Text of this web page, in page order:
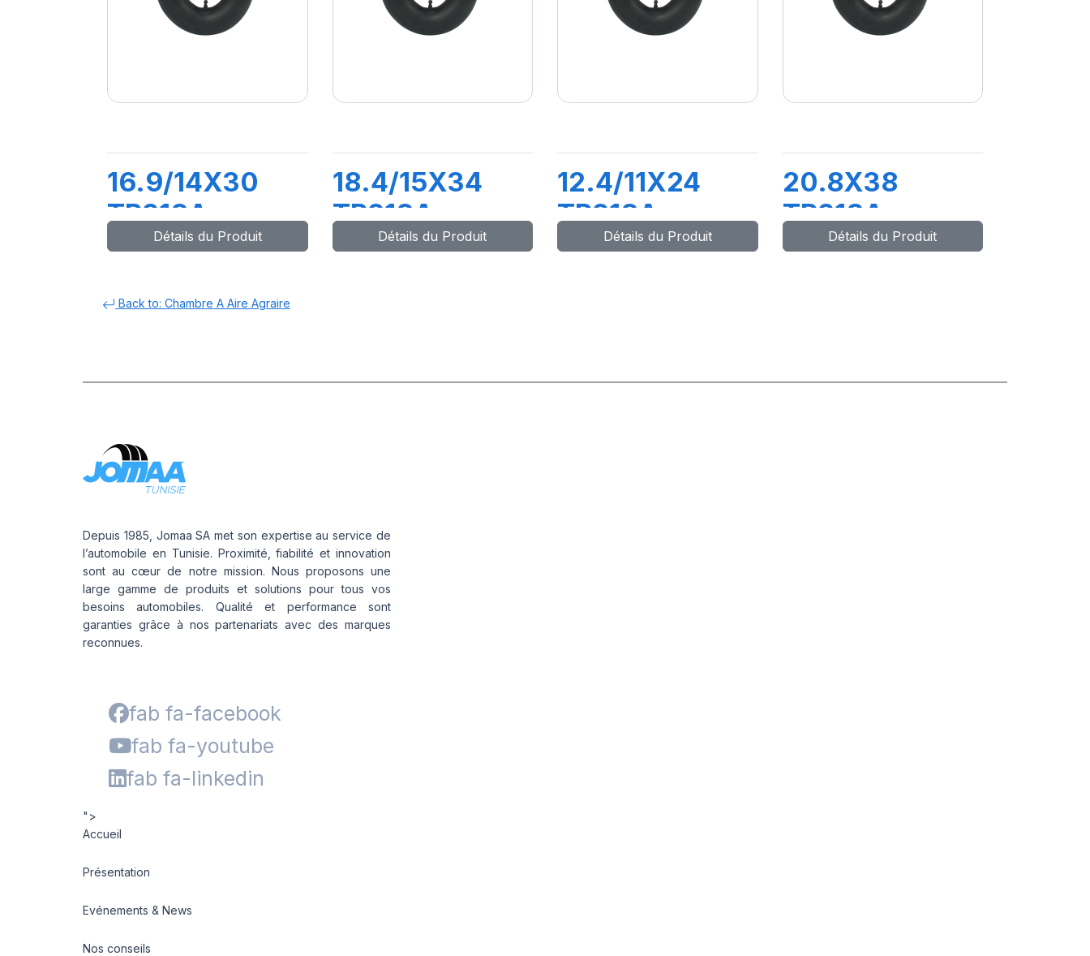
16.9/14X30
TR218A
Détails du Produit
18.4/15X34
TR218A
Détails du Produit
12.4/11X24
TR218A
Détails du Produit
20.8X38
TR218A
Détails du Produit
Back to: Chambre A Aire Agraire
Depuis 1985, Jomaa SA met son expertise au service de
l’automobile en Tunisie. Proximité, fiabilité et innovation
sont au cœur de notre mission. Nous proposons une
large gamme de produits et solutions pour tous vos
besoins automobiles. Qualité et performance sont
garanties grâce à nos partenariats avec des marques
reconnues.
fab fa-facebook
fab fa-youtube
fab fa-linkedin
">
Accueil
Présentation
Evénements & News
Nos conseils